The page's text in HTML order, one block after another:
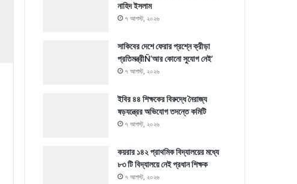
নাহিদ ইসলাম
৭ আগস্ট, ২০২৬
সাকিবের দেশে ফেরার প্রশ্নে ক্রীড়া
প্রতিমন্ত্রীÑ‘আর কোনো সুযোগ নেই’
৭ আগস্ট, ২০২৬
ইবির ৪৪ শিক্ষকের বিরুদ্ধে নৈরাজ্য
ষড়যন্ত্রের অভিযোগ তদন্তে কমিটি
৭ আগস্ট, ২০২৬
কয়রার ১৪২ প্রাথমিক বিদ্যালয়ের মধ্যে
৮৩ টি বিদ্যালয়ে নেই প্রধান শিক্ষক
৭ আগস্ট, ২০২৬